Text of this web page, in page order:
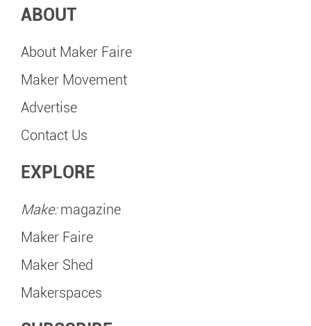
ABOUT
About Maker Faire
Maker Movement
Advertise
Contact Us
EXPLORE
Make:magazine
Maker Faire
Maker Shed
Makerspaces